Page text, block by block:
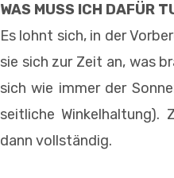
WAS MUSS ICH DAFÜR
Es lohnt sich, in der
sie sich zur Zeit an, was
sich wie immer der
seitliche
dann vollständig.